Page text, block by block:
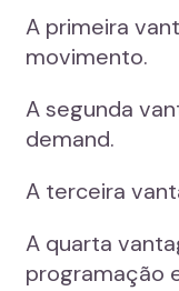
A primeira
movimento.
A segunda
demand.
A terceira
A quarta
programação